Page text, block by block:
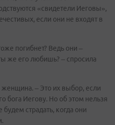
«свидетели Иеговы»,
если они не входят в
погибнет? Ведь они –
же его любишь? – спросила
женщина. – Это их выбор, если
бога Иегову. Но об этом нельзя
страдать, когда они